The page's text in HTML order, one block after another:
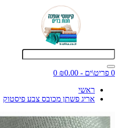
0 פריט\ים - ₪0.00
0
ראשי
אריג פשתן מכובס צבע פיסטוק